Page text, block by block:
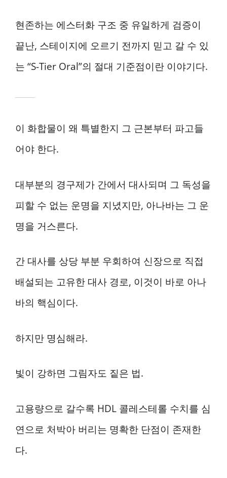
현존하는 에스터화 구조 중 유일하게 검증이
끝난, 스테이지에 오르기 전까지 믿고 갈 수 있
는 “S-Tier Oral”의 절대 기준점이란 이야기다.
이 화합물이 왜 특별한지 그 근본부터 파고들
어야 한다.
대부분의 경구제가 간에서 대사되며 그 독성을
피할 수 없는 운명을 지녔지만, 아나바는 그 운
명을 거스른다.
간 대사를 상당 부분 우회하여 신장으로 직접
배설되는 고유한 대사 경로, 이것이 바로 아나
바의 핵심이다.
하지만 명심해라.
빛이 강하면 그림자도 짙은 법.
고용량으로 갈수록 HDL 콜레스테롤 수치를 심
연으로 처박아 버리는 명확한 단점이 존재한
다.